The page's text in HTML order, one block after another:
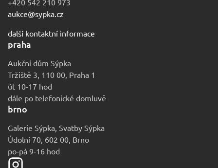
+420 542 210 973
aukce@sypka.cz
další kontaktní informace
praha
Aukční dům Sýpka
Tržiště 3, 110 00, Praha 1
út 10-17 hod
dále po telefonické domluvě
brno
Galerie Sýpka, Svatby Sýpka
Údolní 70, 602 00, Brno
po-pá 9-16 hod